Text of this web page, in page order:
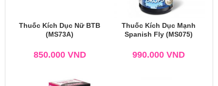
Thuốc Kích Dục Nữ BTB
(MS73A)
850.000 VND
Thuốc Kích Dục Mạnh
Spanish Fly (MS075)
990.000 VND